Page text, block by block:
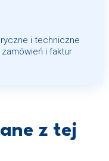
i techniczne
i faktur
z tej